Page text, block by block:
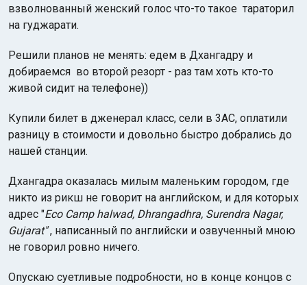
взволнованный женский голос что-то такое тараторил
на гуджарати.
Решили планов не менять: едем в Дхангадру и
добираемся во второй резорт - раз там хоть кто-то
живой сидит на телефоне))
Купили билет в дженерал класс, сели в 3АС, оплатили
разницу в стоимости и довольно быстро добрались до
нашей станции.
Дхангадра оказалась милым маленьким городом, где
никто из рикш не говорит на английском, и для которых
адрес "Eco Camp halwad, Dhrangadhra, Surendra Nagar,
Gujarat", написанный по английски и озвученный мною
не говорил ровно ничего.
Опускаю суетливые подробности, но в конце концов с